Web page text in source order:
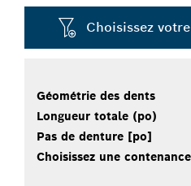
Choisissez
Géométrie des dents
Longueur totale (po)
Pas de denture [po]
Choisissez une